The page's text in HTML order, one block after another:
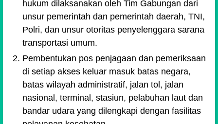
hukum dilaksanakan oleh Tim Gabungan dari
unsur pemerintah dan pemerintah daerah, TNI,
Polri, dan unsur otoritas penyelenggara sarana
transportasi umum.
Pembentukan pos penjagaan dan pemeriksaan
di setiap akses keluar masuk batas negara,
batas wilayah administratif, jalan tol, jalan
nasional, terminal, stasiun, pelabuhan laut dan
bandar udara yang dilengkapi dengan fasilitas